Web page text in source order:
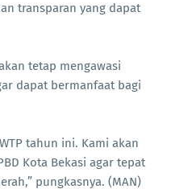
transparan yang dapat
tetap mengawasi
dapat bermanfaat bagi
tahun ini. Kami akan
Kota Bekasi agar tepat
pungkasnya. (MAN)